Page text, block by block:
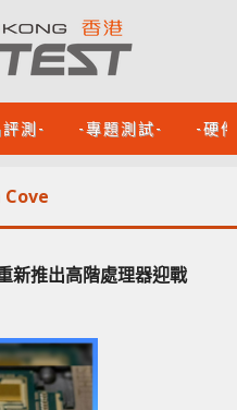
測- -專題測試- -硬
Cove
新推出高階處理器迎戰